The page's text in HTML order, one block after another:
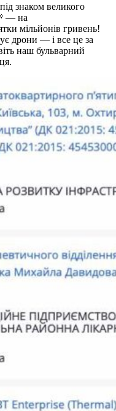
знаком великого
— на
мільйонів гривень!
дрони — і все це за
наш бульварний